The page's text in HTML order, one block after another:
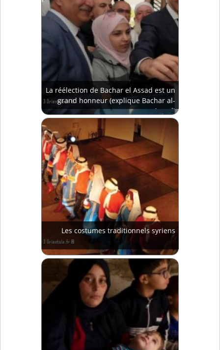
La réélection de Bachar el Assad est un
grand honneur (explique Bachar al-
Assad)
Les costumes traditionnels syriens